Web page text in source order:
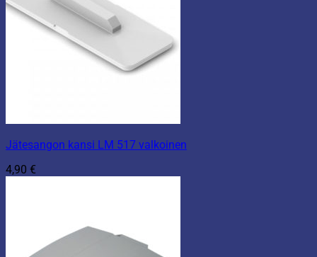
Jätesangon kansi LM 517 valkoinen
4,90 €